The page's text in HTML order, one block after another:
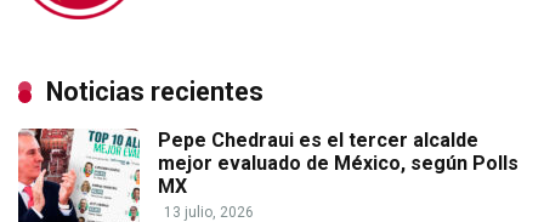
Noticias recientes
Pepe Chedraui es el tercer alcalde
mejor evaluado de México, según Polls
MX
13 julio, 2026